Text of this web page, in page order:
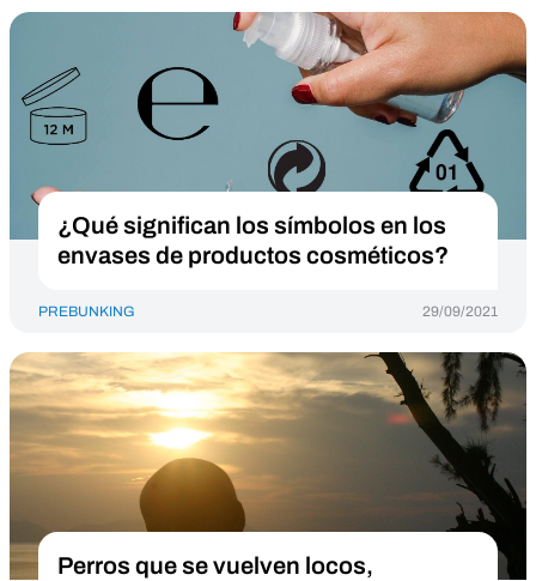
¿Qué significan los símbolos en los
envases de productos cosméticos?
PREBUNKING 29/09/2021
Perros que se vuelven locos,